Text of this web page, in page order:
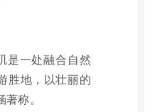
是一处融合自然
胜地，以壮丽的
称。